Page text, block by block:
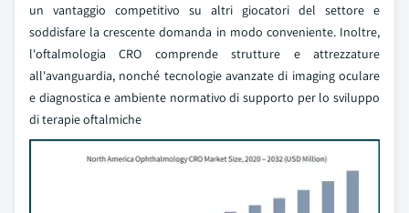
un vantaggio competitivo su altri giocatori del settore e
soddisfare la crescente domanda in modo conveniente. Inoltre,
l'oftalmologia CRO comprende strutture e attrezzature
all'avanguardia, nonché tecnologie avanzate di imaging oculare
e diagnostica e ambiente normativo di supporto per lo sviluppo
di terapie oftalmiche